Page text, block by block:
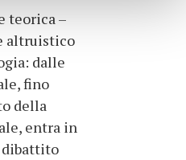
teorica –
altruistico
dalle
fino
della
entra in
dibattito